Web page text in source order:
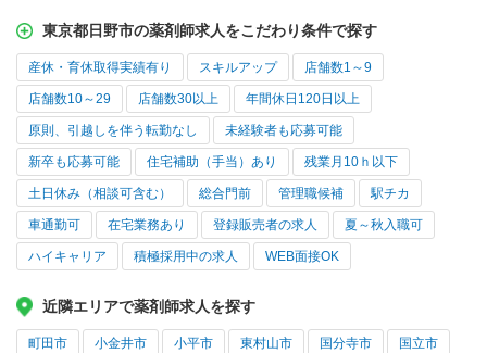
東京都日野市の薬剤師求人をこだわり条件で探す
産休・育休取得実績有り スキルアップ 店舗数1～9
店舗数10～29 店舗数30以上 年間休日120日以上
原則、引越しを伴う転勤なし 未経験者も応募可能
新卒も応募可能 住宅補助（手当）あり 残業月10ｈ以下
土日休み（相談可含む） 総合門前 管理職候補 駅チカ
車通勤可 在宅業務あり 登録販売者の求人 夏～秋入職可
ハイキャリア 積極採用中の求人 WEB面接OK
近隣エリアで薬剤師求人を探す
町田市 小金井市 小平市 東村山市 国分寺市 国立市